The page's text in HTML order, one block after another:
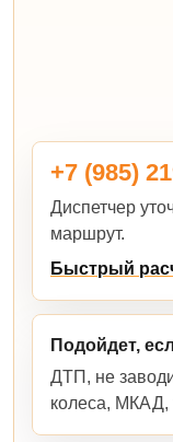
+7 (985)
Диспетчер
маршрут.
Быстрый
Подойдет,
ДТП, не
колеса, МКАД,